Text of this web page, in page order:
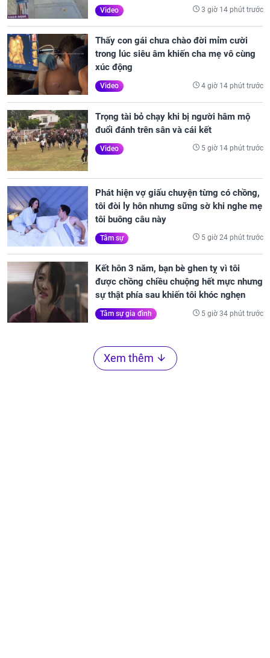
Video 3 giờ 14 phút trước
Thấy con gái chưa chào đời mỉm cười
trong lúc siêu âm khiến cha mẹ vô cùng
xúc động
Video 4 giờ 14 phút trước
Trọng tài bỏ chạy khi bị người hâm mộ
đuổi đánh trên sân và cái kết
Video 5 giờ 14 phút trước
Phát hiện vợ giấu chuyện từng có chồng,
tôi đòi ly hôn nhưng sững sờ khi nghe mẹ
tôi buông câu này
Tâm sự 5 giờ 24 phút trước
Kết hôn 3 năm, bạn bè ghen tỵ vì tôi
được chồng chiều chuộng hết mực nhưng
sự thật phía sau khiến tôi khóc nghẹn
Tâm sự gia đình 5 giờ 34 phút trước
Xem thêm